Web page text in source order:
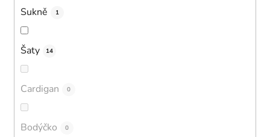
Sukně 1
Šaty 14
Cardigan 0
Bodýčko 0